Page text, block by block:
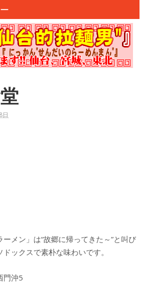
日
メン」は“故郷に帰ってきた～”と叫び
ックスで素朴な味わいです。
門沖5